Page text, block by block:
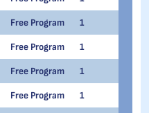
Free Program 1
Free Program 1
Free Program 1
Free Program 1